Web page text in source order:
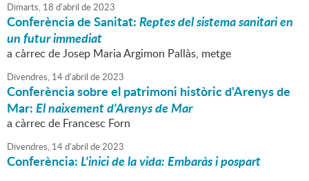
Dimarts, 18 d'abril de2023
Conferència de Sanitat:Reptes del sistema sanitari en
un futur immediat
a càrrec de Josep Maria Argimon Pallàs, metge
Divendres, 14d'abril de2023
Conferència sobre el patrimoni històric d'Arenys de
Mar:El naixement d'Arenys de Mar
a càrrec de Francesc Forn
Divendres, 14d'abril de2023
Conferència:L'inici de la vida: Embaràs i pospart